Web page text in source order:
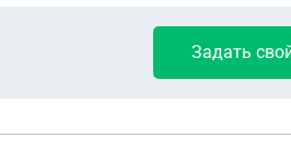
Задать